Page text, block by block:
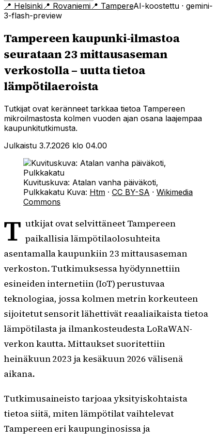
📍 Helsinki 📍 Rovaniemi 📍 TampereAI-koostettu · gemini-
3-flash-preview
Tampereen kaupunki-ilmastoa
seurataan 23 mittausaseman
verkostolla – uutta tietoa
lämpötilaeroista
Tutkijat ovat keränneet tarkkaa tietoa Tampereen
mikroilmastosta kolmen vuoden ajan osana laajempaa
kaupunkitutkimusta.
Julkaistu 3.7.2026 klo 04.00
Kuvituskuva: Atalan vanha päiväkoti,
Pulkkakatu Kuva: Htm · CC BY-SA · Wikimedia
Commons
T utkijat ovat selvittäneet Tampereen
paikallisia lämpötilaolosuhteita
asentamalla kaupunkiin 23 mittausaseman
verkoston. Tutkimuksessa hyödynnettiin
esineiden internetiin (IoT) perustuvaa
teknologiaa, jossa kolmen metrin korkeuteen
sijoitetut sensorit lähettivät reaaliaikaista tietoa
lämpötilasta ja ilmankosteudesta LoRaWAN-
verkon kautta. Mittaukset suoritettiin
heinäkuun 2023 ja kesäkuun 2026 välisenä
aikana.
Tutkimusaineisto tarjoaa yksityiskohtaista
tietoa siitä, miten lämpötilat vaihtelevat
Tampereen eri kaupunginosissa ja